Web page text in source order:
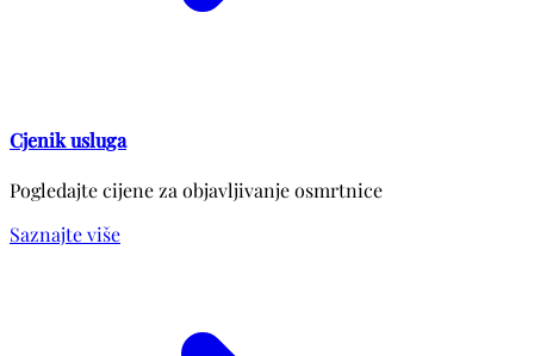
Cjenik usluga
Pogledajte cijene za objavljivanje osmrtnice
Saznajte više